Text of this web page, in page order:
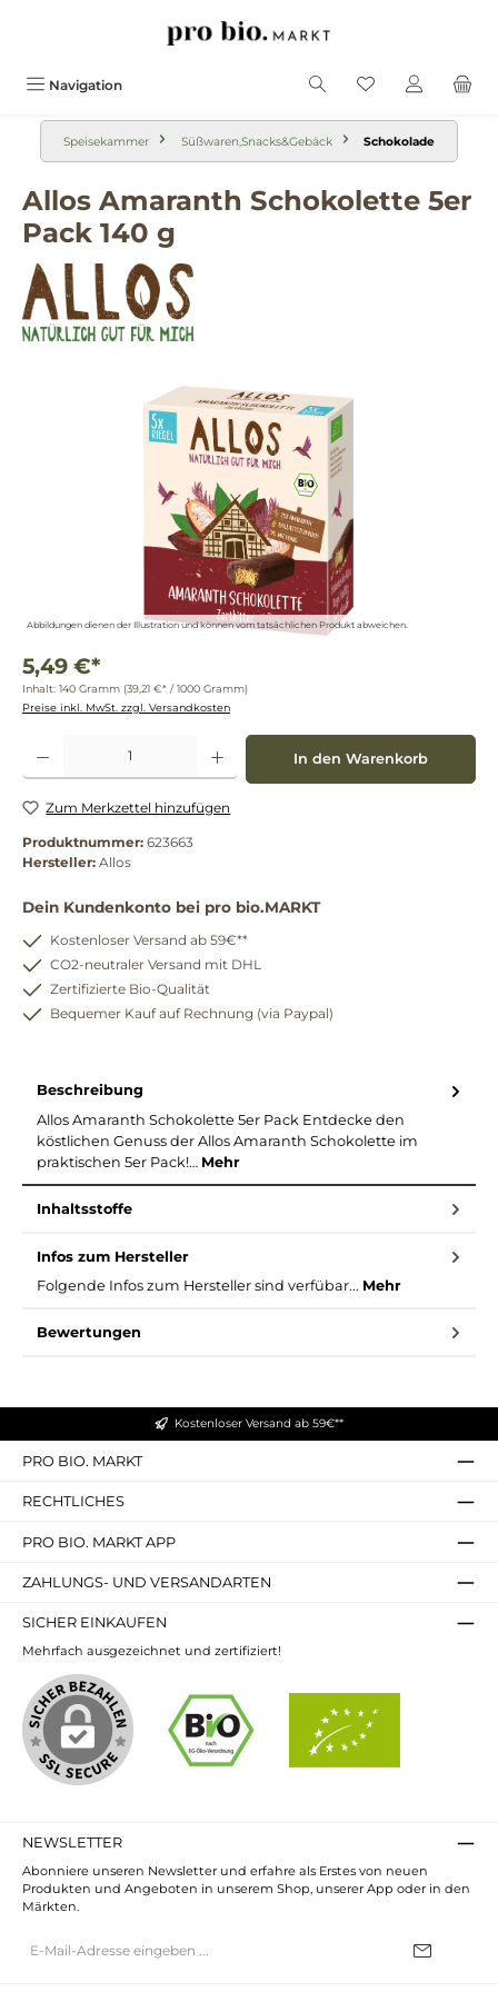
Navigation
Speisekammer Süßwaren,Snacks&Gebäck Schokolade
Allos Amaranth Schokolette 5er
Pack 140 g
Bildergalerie überspringen
Abbildungen dienen der Illustration und können vom tatsächlichen Produkt abweichen.
5,49 €*
Inhalt: 140 Gramm (39,21 €* / 1000 Gramm)
Preise inkl. MwSt. zzgl. Versandkosten
Produkt Anzahl: Gib den gewünschten Wert ein oder benutze die Schaltflächen um
In den Warenkorb
Zum Merkzettel hinzufügen
Produktnummer: 623663
Hersteller: Allos
Dein Kundenkonto bei pro bio.MARKT
Kostenloser Versand ab 59€**
CO2-neutraler Versand mit DHL
Zertifizierte Bio-Qualität
Bequemer Kauf auf Rechnung (via Paypal)
Beschreibung
Allos Amaranth Schokolette 5er Pack Entdecke den
köstlichen Genuss der Allos Amaranth Schokolette im
praktischen 5er Pack!… Mehr
Inhaltsstoffe
Infos zum Hersteller
Folgende Infos zum Hersteller sind verfübar... Mehr
Bewertungen
Kostenloser Versand ab 59€**
PRO BIO. MARKT
RECHTLICHES
PRO BIO. MARKT APP
ZAHLUNGS- UND VERSANDARTEN
SICHER EINKAUFEN
Mehrfach ausgezeichnet und zertifiziert!
NEWSLETTER
Abonniere unseren Newsletter und erfahre als Erstes von neuen
Produkten und Angeboten in unserem Shop, unserer App oder in den
Märkten.
Mail-